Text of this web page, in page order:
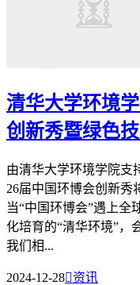
清华大学环境
创新秀暨绿色
由清华大学环境学院支
26届中国环博会创新秀
当“中国环博会”遇上全
化培育的“清华环境”，
我们相...
2024-12-28资讯